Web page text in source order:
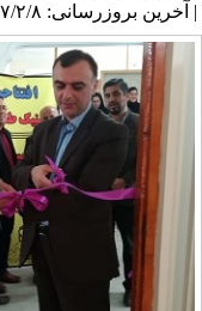
| آخرین بروزرسانی: ۱۳۹۷/۲/۸ |